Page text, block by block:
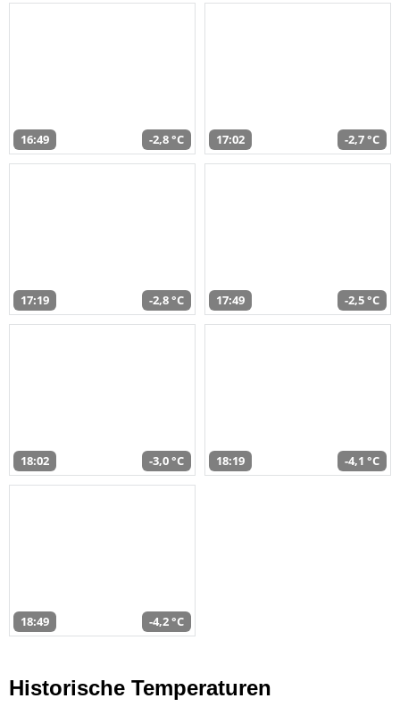
16:49 -2,8 °C 17:02 -2,7 °C
17:19 -2,8 °C 17:49 -2,5 °C
18:02 -3,0 °C 18:19 -4,1 °C
18:49 -4,2 °C
Historische Temperaturen